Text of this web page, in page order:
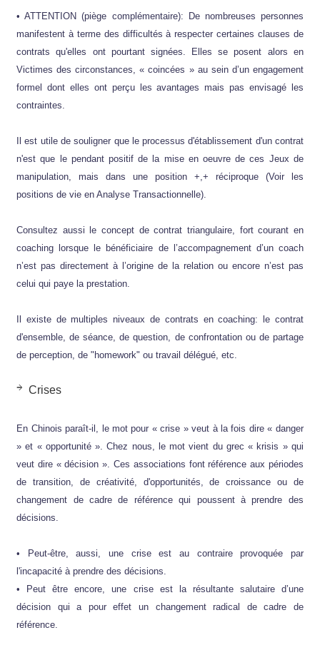
• ATTENTION (piège complémentaire): De nombreuses personnes
manifestent à terme des difficultés à respecter certaines clauses de
contrats qu'elles ont pourtant signées. Elles se posent alors en
Victimes des circonstances, « coincées » au sein d’un engagement
formel dont elles ont perçu les avantages mais pas envisagé les
contraintes.
Il est utile de souligner que le processus d'établissement d'un contrat
n'est que le pendant positif de la mise en oeuvre de ces Jeux de
manipulation, mais dans une position +,+ réciproque (Voir les
positions de vie en Analyse Transactionnelle).
Consultez aussi le concept de contrat triangulaire, fort courant en
coaching lorsque le bénéficiaire de l’accompagnement d’un coach
n’est pas directement à l’origine de la relation ou encore n’est pas
celui qui paye la prestation.
Il existe de multiples niveaux de contrats en coaching: le contrat
d'ensemble, de séance, de question, de confrontation ou de partage
de perception, de "homework" ou travail délégué, etc.
Crises
En Chinois paraît-il, le mot pour « crise » veut à la fois dire « danger
» et « opportunité ». Chez nous, le mot vient du grec « krisis » qui
veut dire « décision ». Ces associations font référence aux périodes
de transition, de créativité, d'opportunités, de croissance ou de
changement de cadre de référence qui poussent à prendre des
décisions.
• Peut-être, aussi, une crise est au contraire provoquée par
l'incapacité à prendre des décisions.
• Peut être encore, une crise est la résultante salutaire d’une
décision qui a pour effet un changement radical de cadre de
référence.